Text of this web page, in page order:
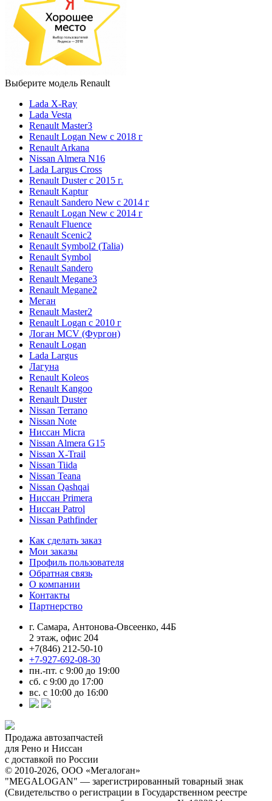
Выберите модель Renault
Lada X-Ray
Lada Vesta
Renault Master3
Renault Logan New с 2018 г
Renault Arkana
Nissan Almera N16
Lada Largus Cross
Renault Duster с 2015 г.
Renault Kaptur
Renault Sandero New с 2014 г
Renault Logan New с 2014 г
Renault Fluence
Renault Scenic2
Renault Symbol2 (Talia)
Renault Symbol
Renault Sandero
Renault Megane3
Renault Megane2
Меган
Renault Master2
Renault Logan c 2010 г
Логан МСV (Фургон)
Renault Logan
Lada Largus
Лагуна
Renault Koleos
Renault Kangoo
Renault Duster
Nissan Terrano
Nissan Note
Ниссан Micra
Nissan Almera G15
Nissan X-Trail
Nissan Tiida
Nissan Teana
Nissan Qashqai
Ниссан Primera
Ниссан Patrol
Nissan Pathfinder
Как сделать заказ
Мои заказы
Профиль пользователя
Обратная связь
О компании
Контакты
Партнерство
г. Самара, Антонова-Овсеенко, 44Б
2 этаж, офис 204
+7(846) 212-50-10
+7-927-692-08-30
пн.-пт. с 9:00 до 19:00
сб. с 9:00 до 17:00
вс. с 10:00 до 16:00
Продажа автозапчастей
для Рено и Ниссан
с доставкой по России
© 2010-2026, ООО «Мегалоган»
"MEGALOGAN" — зарегистрированный товарный знак
(Свидетельство о регистрации в Государственном реестре